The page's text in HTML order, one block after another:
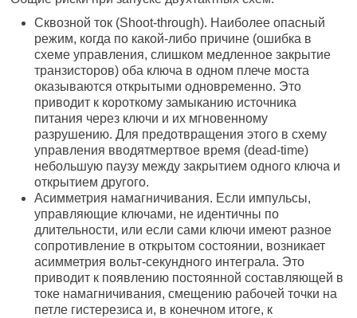
Сквозной ток (Shoot-through). Наиболее опасный
режим, когда по какой-либо причине (ошибка в
схеме управления, слишком медленное закрытие
транзисторов) оба ключа в одном плече моста
оказываются открытыми одновременно. Это
приводит к короткому замыканию источника
питания через ключи и их мгновенному
разрушению. Для предотвращения этого в схему
управления вводятмертвое время (dead-time)
небольшую паузу между закрытием одного ключа и
открытием другого.
Асимметрия намагничивания. Если импульсы,
управляющие ключами, не идентичны по
длительности, или если сами ключи имеют разное
сопротивление в открытом состоянии, возникает
асимметрия вольт-секундного интеграла. Это
приводит к появлению постоянной составляющей в
токе намагничивания, смещению рабочей точки на
петле гистерезиса и, в конечном итоге, к